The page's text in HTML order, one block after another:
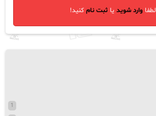
لطفاوارد شوید یاثبت نام کنید!
1